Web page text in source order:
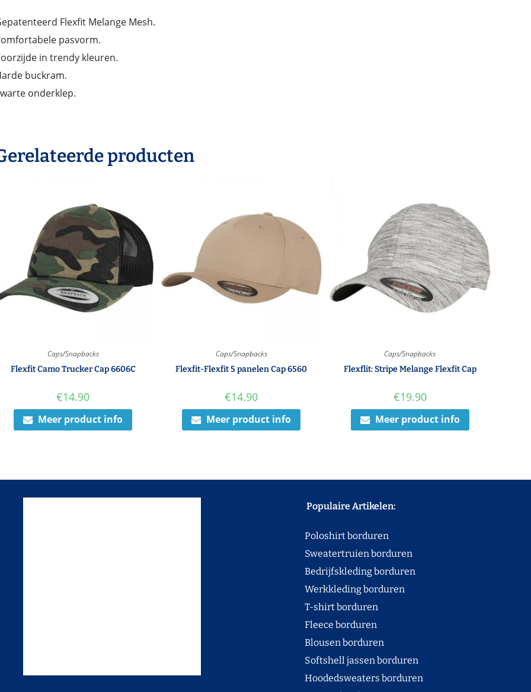
Flexfit Melange Mesh.
pasvorm.
in trendy kleuren.
buckram.
onderklep.
producten
Caps/Snapbacks
Flexfit Camo Trucker Cap 6606C
€14.90
Meer product info
Caps/Snapbacks
Flexfit-Flexfit 5 panelen Cap 6560
€14.90
Meer product info
Caps/Snapbacks
Flexflit: Stripe Melange Flexfit Cap
€19.90
Meer product info
Populaire Artikelen:
Poloshirt borduren
Sweatertruien borduren
Bedrijfskleding borduren
Werkkleding borduren
T-shirt borduren
Fleece borduren
Blousen borduren
Softshell jassen borduren
Hoodedsweaters borduren